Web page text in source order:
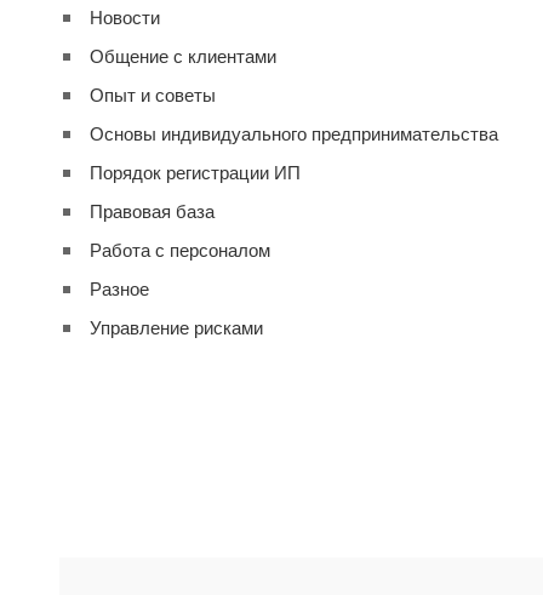
Новости
Общение с клиентами
Опыт и советы
Основы индивидуального предпринимательства
Порядок регистрации ИП
Правовая база
Работа с персоналом
Разное
Управление рисками